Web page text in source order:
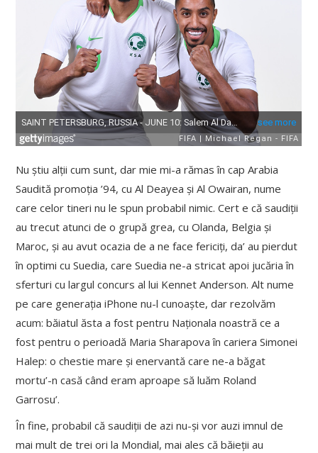
Nu știu alții cum sunt, dar mie mi-a rămas în cap Arabia
Saudită promoția ’94, cu Al Deayea și Al Owairan, nume
care celor tineri nu le spun probabil nimic. Cert e că saudiții
au trecut atunci de o grupă grea, cu Olanda, Belgia și
Maroc, și au avut ocazia de a ne face fericiți, da’ au pierdut
în optimi cu Suedia, care Suedia ne-a stricat apoi jucăria în
sferturi cu largul concurs al lui Kennet Anderson. Alt nume
pe care generația iPhone nu-l cunoaște, dar rezolvăm
acum: băiatul ăsta a fost pentru Naționala noastră ce a
fost pentru o perioadă Maria Sharapova în cariera Simonei
Halep: o chestie mare și enervantă care ne-a băgat
mortu’-n casă când eram aproape să luăm Roland
Garrosu’.
În fine, probabil că saudiții de azi nu-și vor auzi imnul de
mai mult de trei ori la Mondial, mai ales că băieții au